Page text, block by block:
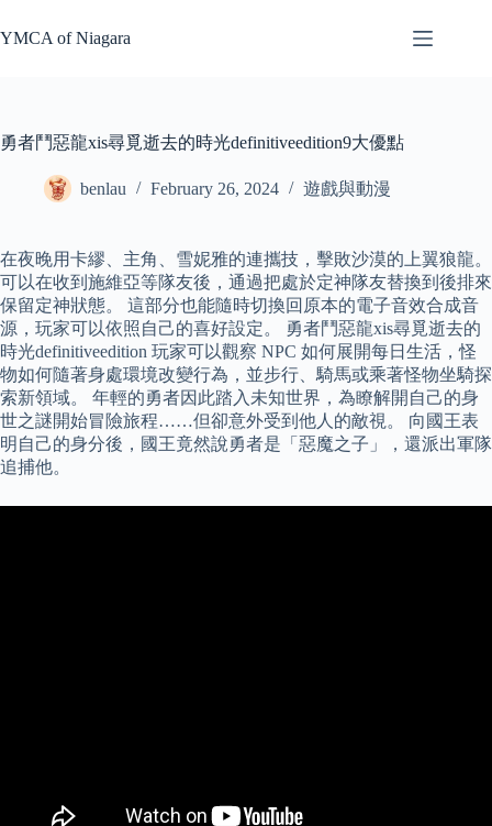
to
content
YMCA of Niagara
勇者鬥惡龍xis尋覓逝去的時光definitiveedition9大優點
benlau February 26, 2024 遊戲與動漫
在夜晚用卡繆、主角、雪妮雅的連攜技，擊敗沙漠的上翼狼龍。
可以在收到施維亞等隊友後，通過把處於定神隊友替換到後排來
保留定神狀態。 這部分也能隨時切換回原本的電子音效合成音
源，玩家可以依照自己的喜好設定。 勇者鬥惡龍xis尋覓逝去的
時光definitiveedition 玩家可以觀察 NPC 如何展開每日生活，怪
物如何隨著身處環境改變行為，並步行、騎馬或乘著怪物坐騎探
索新領域。 年輕的勇者因此踏入未知世界，為瞭解開自己的身
世之謎開始冒險旅程……但卻意外受到他人的敵視。 向國王表
明自己的身分後，國王竟然說勇者是「惡魔之子」，還派出軍隊
追捕他。